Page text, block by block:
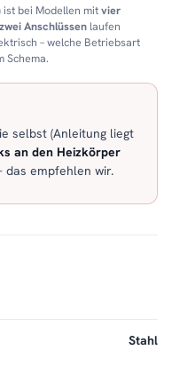
ist bei Modellen mitvier
zwei Anschlüssen laufen
– welche Betriebsart
Schema.
selbst (Anleitung liegt
an den Heizkörper
das empfehlen wir.
Stahl